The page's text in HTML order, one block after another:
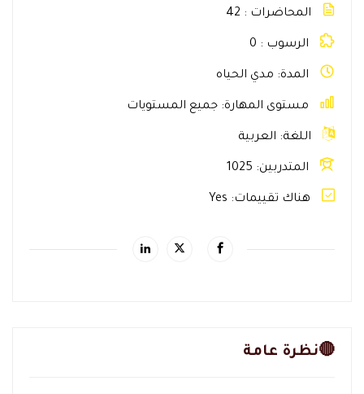
🔴نظرة عامة
المحاضرات 42
الرسوب 0
المدة مدي الحياه
مستوى المهارة جميع المستويات
اللغة العربية
المتدربين 1025
هناك تقييمات Yes